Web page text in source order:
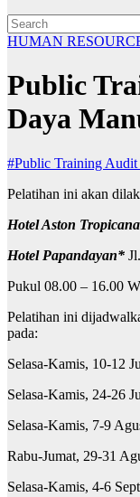
HUMAN
Public
Daya
#Public Training Audit
Pelatihan ini akan
Hotel Aston
Hotel Papandayan*
Pukul 08.00 – 16.00
Pelatihan ini
pada:
Selasa-Kamis, 10-12
Selasa-Kamis, 24-26
Selasa-Kamis, 7-9
Rabu-Jumat, 29-31
Selasa-Kamis, 4-6